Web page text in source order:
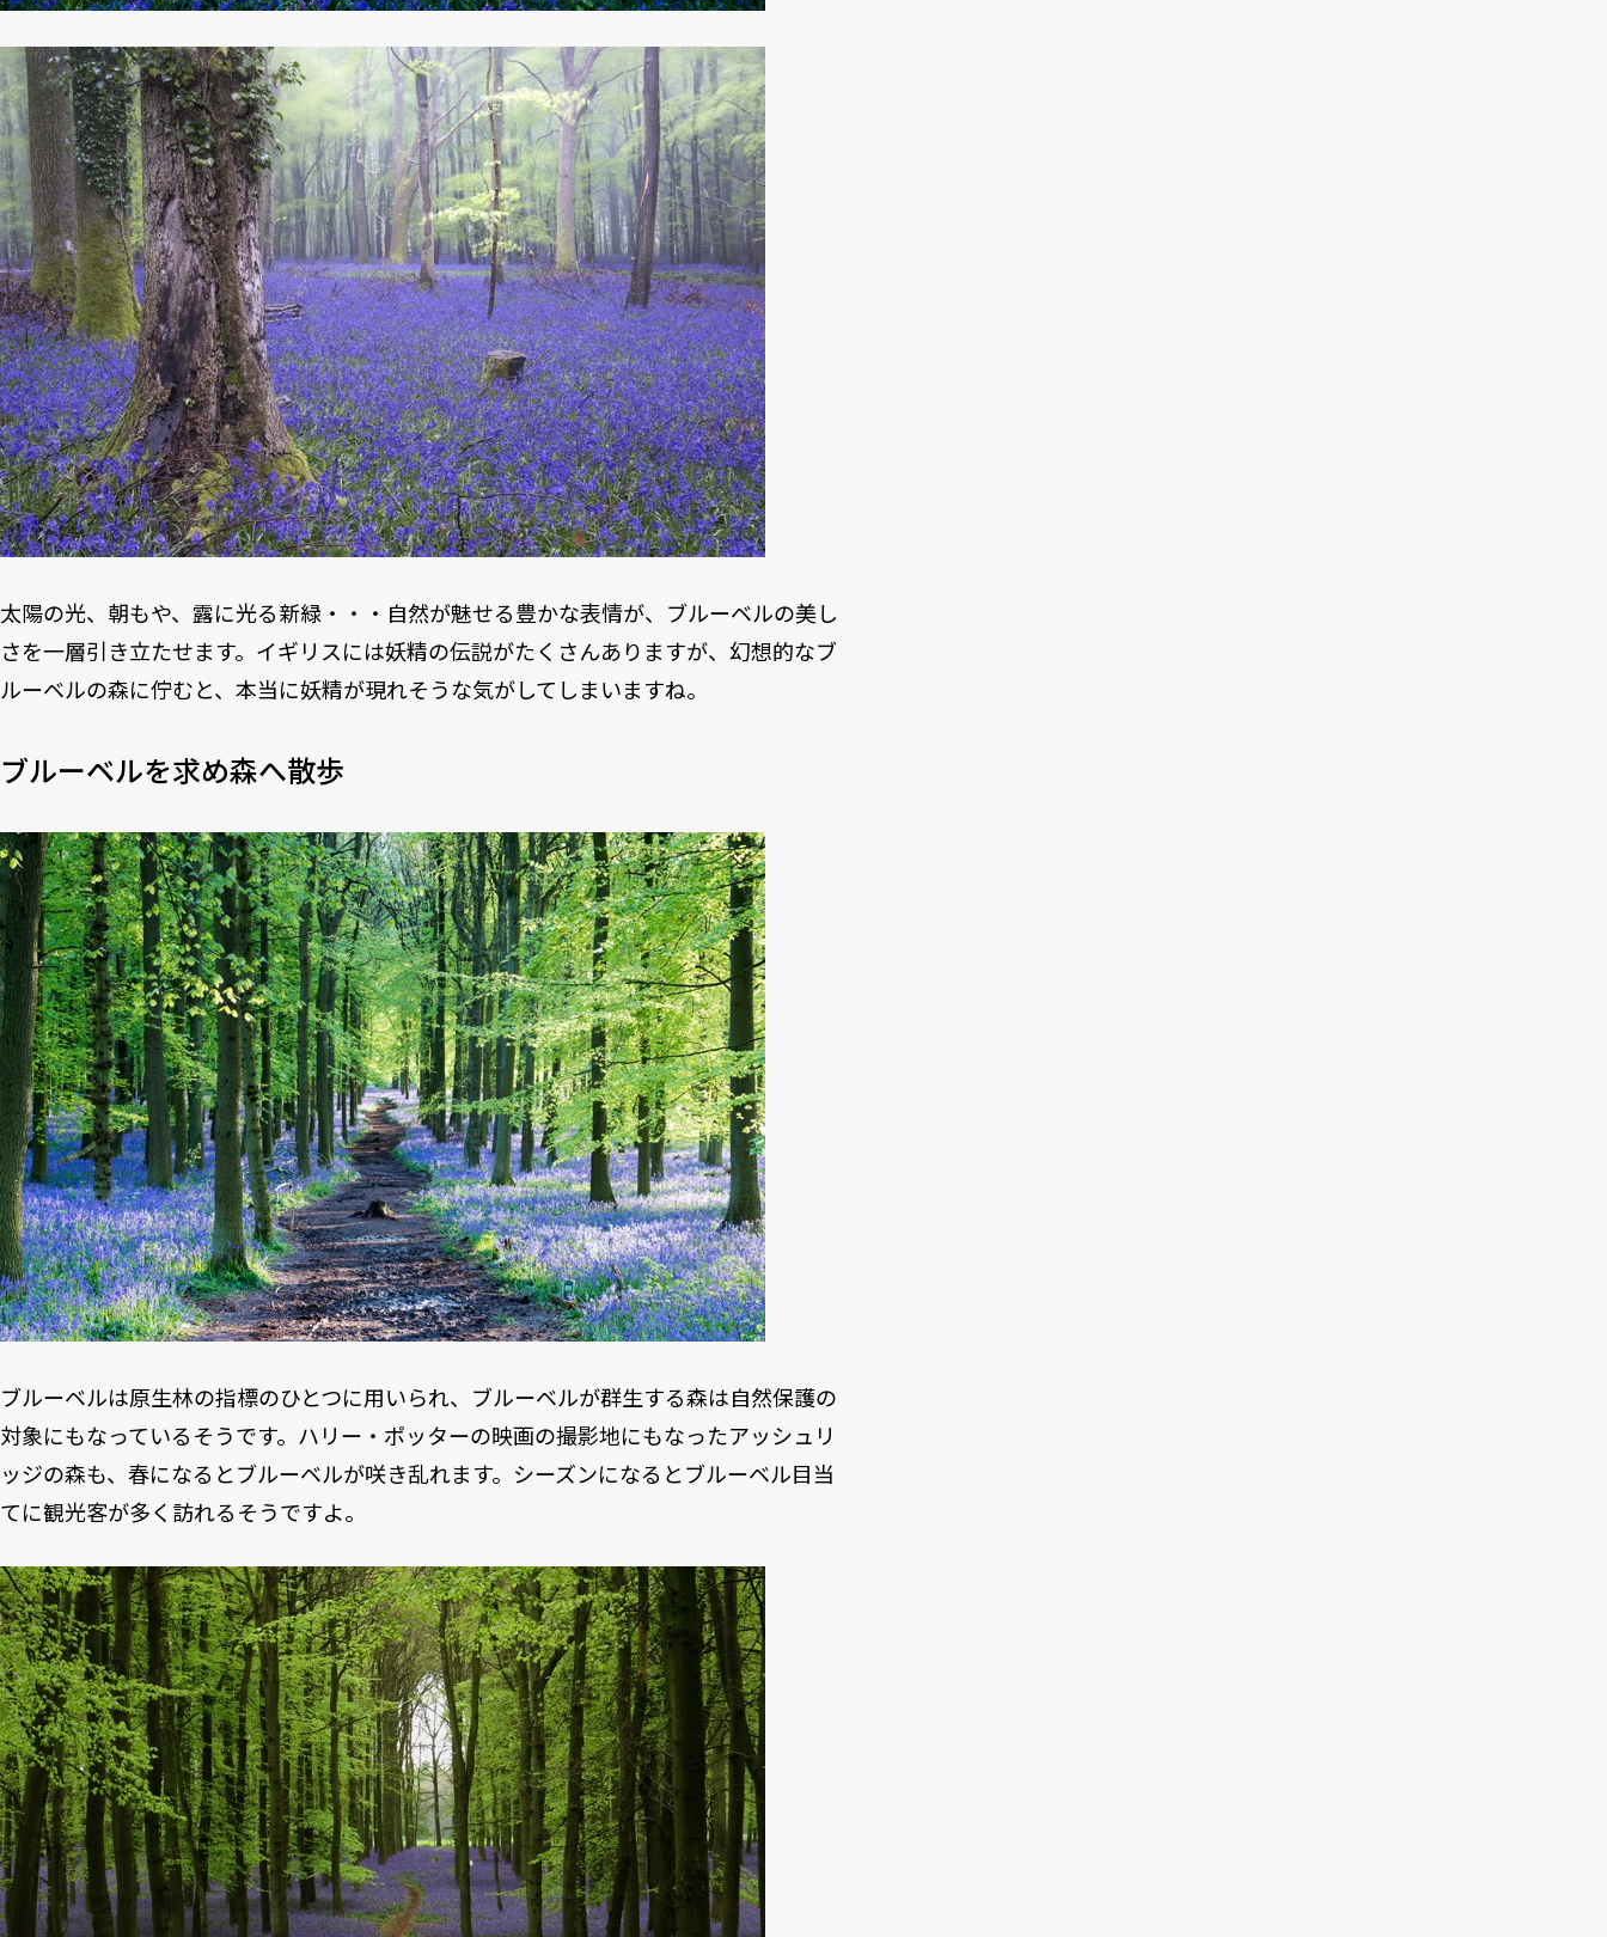
太陽の光、朝もや、露に光る新緑・・・自然が魅せる豊かな表情が、ブルーベルの美し
さを一層引き立たせます。イギリスには妖精の伝説がたくさんありますが、幻想的なブ
ルーベルの森に佇むと、本当に妖精が現れそうな気がしてしまいますね。
ブルーベルを求め森へ散歩
ブルーベルは原生林の指標のひとつに用いられ、ブルーベルが群生する森は自然保護の
対象にもなっているそうです。ハリー・ポッターの映画の撮影地にもなったアッシュリ
ッジの森も、春になるとブルーベルが咲き乱れます。シーズンになるとブルーベル目当
てに観光客が多く訪れるそうですよ。